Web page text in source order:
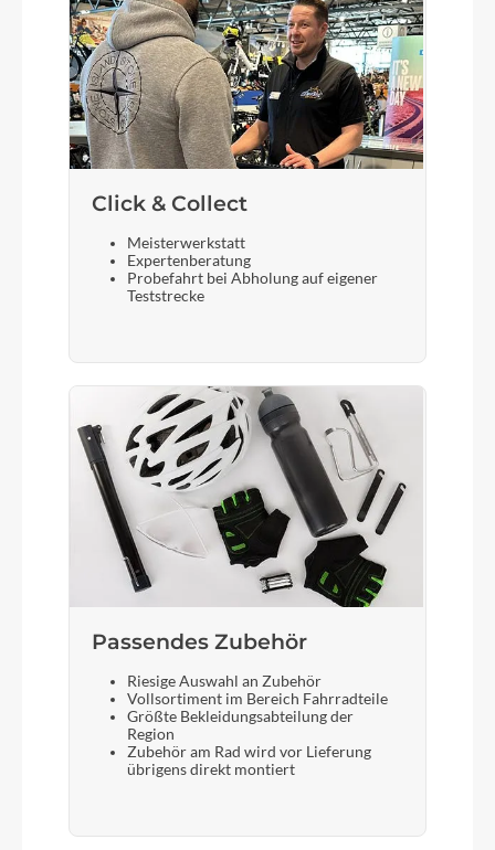
Shimano Deore M5130-10 LG display
Bremshebel
Shimano
Sattel
Selle Royal Essenza
Display
Bosch LED remote Smart Sytem / Bosch Intuvia
100 LCD Display Smart Sytem
Sattelstütze
Suntour SP17-NCX suspension 30.9/350
Click & Collect
Meisterwerkstatt
Expertenberatung
Probefahrt bei Abholung auf eigener
Teststrecke
Passendes Zubehör
Riesige Auswahl an Zubehör
Vollsortiment im Bereich Fahrradteile
Größte Bekleidungsabteilung der
Region
Zubehör am Rad wird vor Lieferung
übrigens direkt montiert